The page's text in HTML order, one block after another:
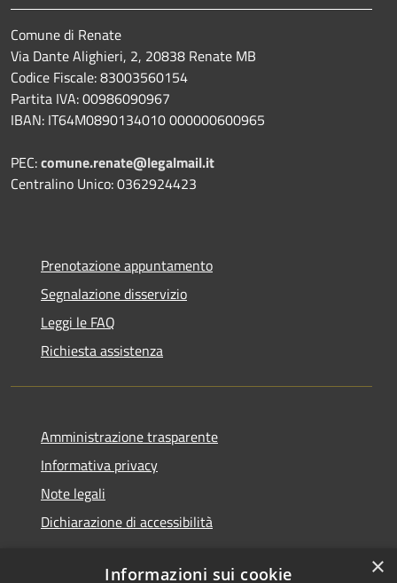
Comune di Renate
Via Dante Alighieri, 2, 20838 Renate MB
Codice Fiscale: 83003560154
Partita IVA: 00986090967
IBAN: IT64M0890134010 000000600965
PEC:comune.renate@legalmail.it
Centralino Unico: 0362924423
Prenotazione appuntamento
Segnalazione disservizio
Leggi le FAQ
Richiesta assistenza
Amministrazione trasparente
Informativa privacy
Note legali
Dichiarazione di accessibilità
×
Informazioni sui cookie